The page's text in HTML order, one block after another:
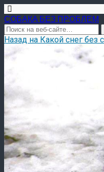
СОБАКА БЕЗ ПРОБЛЕМ
Назад на Какой снег без